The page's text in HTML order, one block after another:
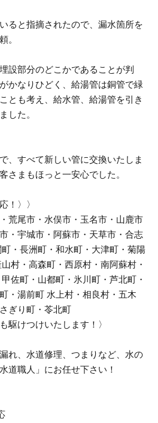
ると指摘されたので、漏水箇所を
。
設部分のどこかであることが判
かなりひどく、給湯管は銅管で緑
とも考え、給水管、給湯管を引き
した。
、すべて新しい管に交換いたしま
さまもほっと一安心でした。
！〉〉
荒尾市・水俣市・玉名市・山鹿市
・宇城市・阿蘇市・天草市・合志
・長洲町・和水町・大津町・菊陽
村・高森町・西原村・南阿蘇村・
佐町・山都町・氷川町・芦北町・
・湯前町 水上村・相良村・五木
ぎり町・苓北町
駆けつけいたします！〉
れ、水道修理、つまりなど、水の
道職人」にお任せ下さい！